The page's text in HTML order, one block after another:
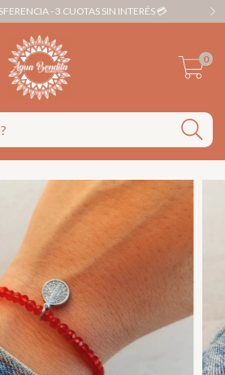
- 3 CUOTAS SIN INTERÉS 💳
0